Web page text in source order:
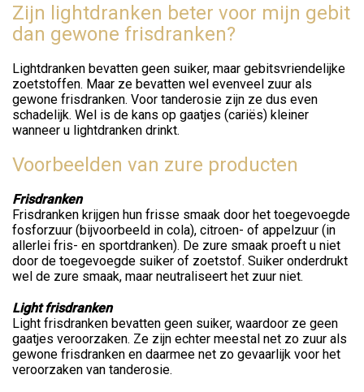
Zijn lightdranken beter voor mijn gebit
dan gewone frisdranken?
Lightdranken bevatten geen suiker, maar gebitsvriendelijke
zoetstoffen. Maar ze bevatten wel evenveel zuur als
gewone frisdranken. Voor tanderosie zijn ze dus even
schadelijk. Wel is de kans op gaatjes (cariës) kleiner
wanneer u lightdranken drinkt.
Voorbeelden van zure producten
Frisdranken
Frisdranken krijgen hun frisse smaak door het toegevoegde
fosforzuur (bijvoorbeeld in cola), citroen- of appelzuur (in
allerlei fris- en sportdranken). De zure smaak proeft u niet
door de toegevoegde suiker of zoetstof. Suiker onderdrukt
wel de zure smaak, maar neutraliseert het zuur niet.
Light frisdranken
Light frisdranken bevatten geen suiker, waardoor ze geen
gaatjes veroorzaken. Ze zijn echter meestal net zo zuur als
gewone frisdranken en daarmee net zo gevaarlijk voor het
veroorzaken van tanderosie.